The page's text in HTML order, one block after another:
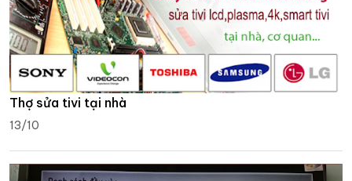
Thợ sửa tivi tại nhà
13/10